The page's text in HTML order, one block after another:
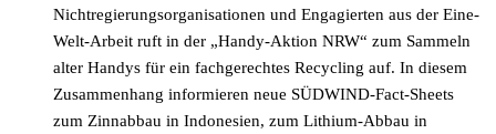
Nichtregierungsorganisationen und Engagierten aus der Eine-
Welt-Arbeit ruft in der „Handy-Aktion NRW“ zum Sammeln
alter Handys für ein fachgerechtes Recycling auf. In diesem
Zusammenhang informieren neue SÜDWIND-Fact-Sheets
zum Zinnabbau in Indonesien, zum Lithium-Abbau in